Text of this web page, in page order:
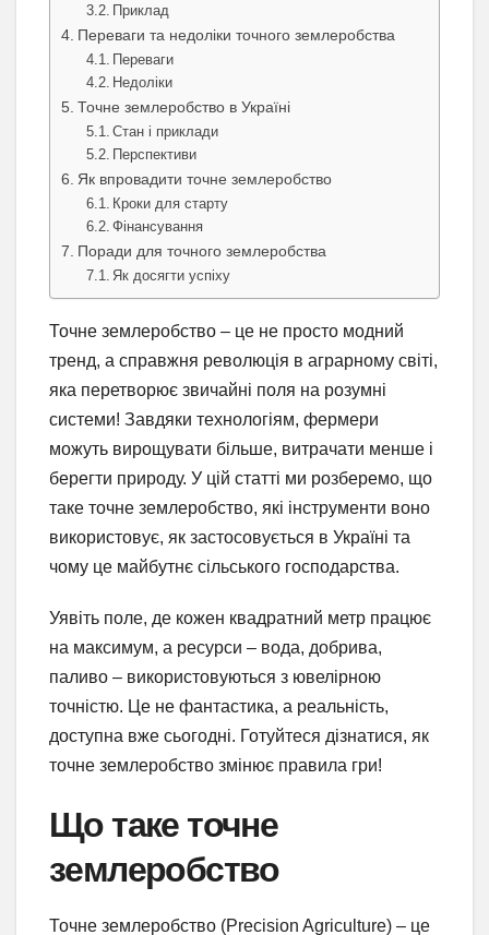
Приклад
Переваги та недоліки точного землеробства
Переваги
Недоліки
Точне землеробство в Україні
Стан і приклади
Перспективи
Як впровадити точне землеробство
Кроки для старту
Фінансування
Поради для точного землеробства
Як досягти успіху
Точне землеробство – це не просто модний
тренд, а справжня революція в аграрному світі,
яка перетворює звичайні поля на розумні
системи! Завдяки технологіям, фермери
можуть вирощувати більше, витрачати менше і
берегти природу. У цій статті ми розберемо, що
таке точне землеробство, які інструменти воно
використовує, як застосовується в Україні та
чому це майбутнє сільського господарства.
Уявіть поле, де кожен квадратний метр працює
на максимум, а ресурси – вода, добрива,
паливо – використовуються з ювелірною
точністю. Це не фантастика, а реальність,
доступна вже сьогодні. Готуйтеся дізнатися, як
точне землеробство змінює правила гри!
Що таке точне
землеробство
Точне землеробство (Precision Agriculture) – це